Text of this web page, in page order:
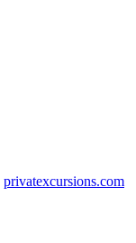
privatexcursions.com